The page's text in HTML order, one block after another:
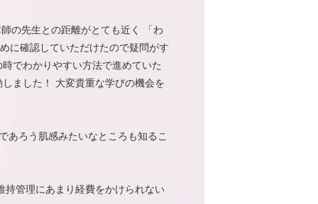
の先生との距離がとても近く 「わ
に確認していただけたので疑問がす
でわかりやすい方法で進めていた
ました！ 大変貴重な学びの機会を
あろう肌感みたいなところも知るこ
持管理にあまり経費をかけられない